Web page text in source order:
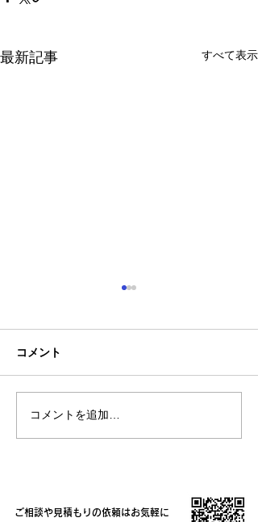
最新記事 すべて表示
【新商品】接触冷感素材
で肌に触れた瞬間にひん
コメント
コメントを追加…
ご相談や見積もりの依頼はお気軽に